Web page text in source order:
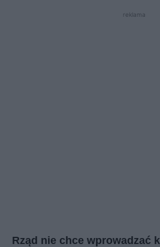
reklama
Rząd nie chce wprowadzać